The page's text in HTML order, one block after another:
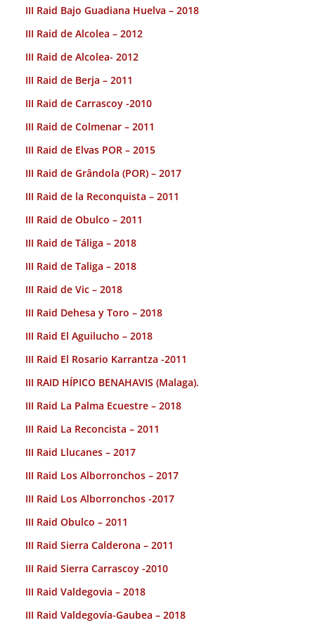
III Raid Bajo Guadiana Huelva – 2018
III Raid de Alcolea – 2012
III Raid de Alcolea- 2012
III Raid de Berja – 2011
III Raid de Carrascoy -2010
III Raid de Colmenar – 2011
III Raid de Elvas POR – 2015
III Raid de Grândola (POR) – 2017
III Raid de la Reconquista – 2011
III Raid de Obulco – 2011
III Raid de Táliga – 2018
III Raid de Taliga – 2018
III Raid de Vic – 2018
III Raid Dehesa y Toro – 2018
III Raid El Aguilucho – 2018
III Raid El Rosario Karrantza -2011
III RAID HÍPICO BENAHAVIS (Malaga).
III Raid La Palma Ecuestre – 2018
III Raid La Reconcista – 2011
III Raid Llucanes – 2017
III Raid Los Alborronchos – 2017
III Raid Los Alborronchos -2017
III Raid Obulco – 2011
III Raid Sierra Calderona – 2011
III Raid Sierra Carrascoy -2010
III Raid Valdegovia – 2018
III Raid Valdegovía-Gaubea – 2018